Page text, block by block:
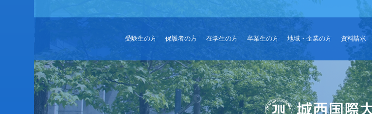
受験生の方 保護者の方 在学生の方 卒業生の方 地域・企業の方 資料請求